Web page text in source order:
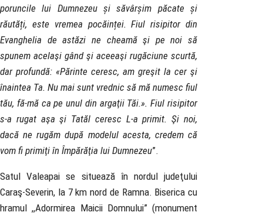
poruncile lui Dumnezeu și săvârșim păcate și
răutăți, este vremea pocăinței. Fiul risipitor din
Evanghelia de astăzi ne cheamă şi pe noi să
spunem acelaşi gând şi aceeaşi rugăciune scurtă,
dar profundă: «Părinte ceresc, am greşit la cer şi
înaintea Ta. Nu mai sunt vrednic să mă numesc fiul
tău, fă-mă ca pe unul din argaţii Tăi.». Fiul risipitor
s-a rugat aşa şi Tatăl ceresc L-a primit. Şi noi,
dacă ne rugăm după modelul acesta, credem că
vom fi primiţi în Împărăţia lui Dumnezeu”.
Satul Valeapai se situează în nordul judeţului
Caraş-Severin, la 7 km nord de Ramna. Biserica cu
hramul ,,Adormirea Maicii Domnului” (monument